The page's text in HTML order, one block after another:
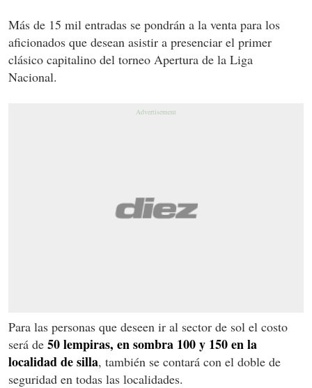
Más de 15 mil entradas se pondrán a la venta para los
aficionados que desean asistir a presenciar el primer
clásico capitalino del torneo Apertura de la Liga
Nacional.
Para las personas que deseen ir al sector de sol el costo
será de 50 lempiras, en sombra 100 y 150 en la
localidad de silla, también se contará con el doble de
seguridad en todas las localidades.